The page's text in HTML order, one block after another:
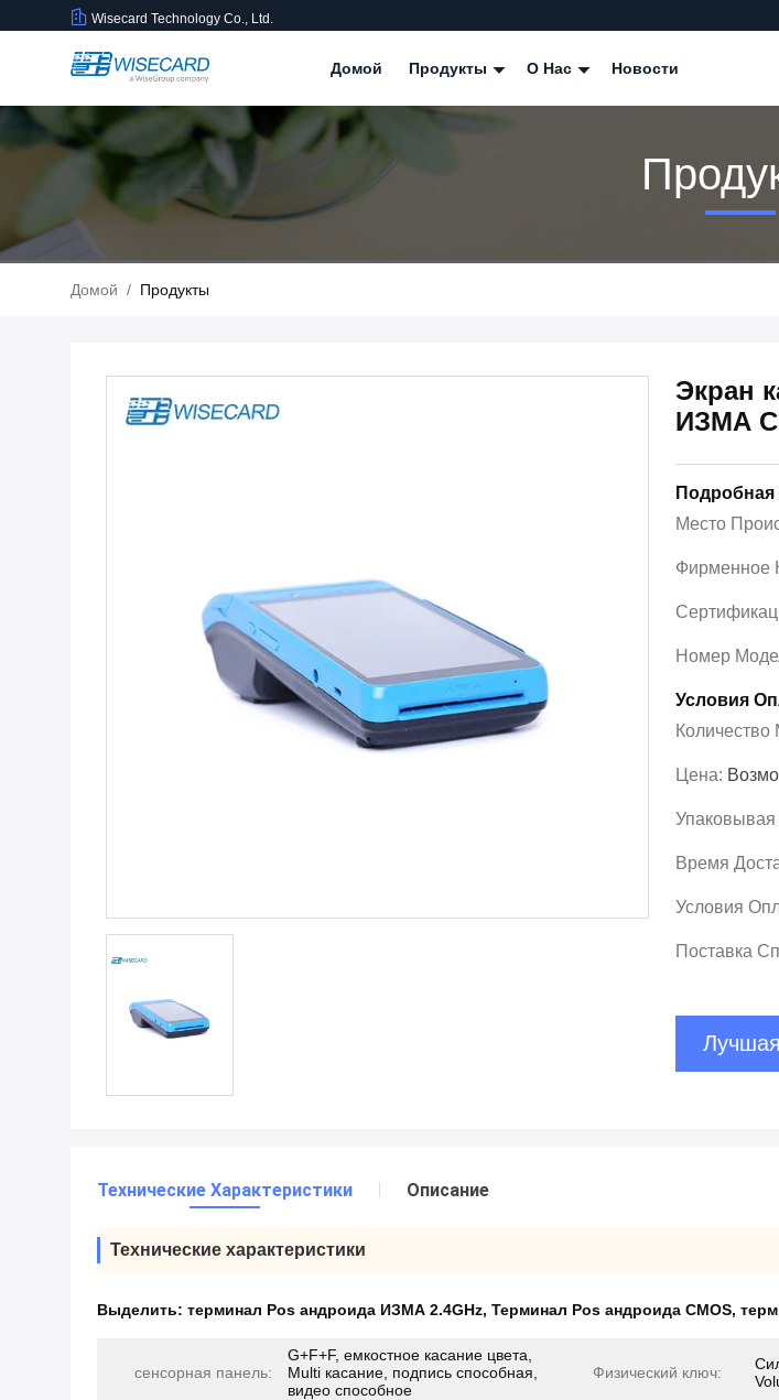
Wisecard Technology Co., Ltd.
Домой Продукты О Нас Новости
Домой / Продукты
Экран
ИЗМА
Место
Фирменное
Номер
Условия
Количество
Цена:
Упаковывая
Время
Условия
Поставка
Технические Характеристики Описание
Технические характеристики
Выделить: терминал Pos андроида ИЗМА 2.4GHz, Терминал Pos андроида CMOS,
сенсорная панель:
G+F+F, емкостное касание цвета,
Multi касание, подпись способная,
видео способное
Физический ключ: